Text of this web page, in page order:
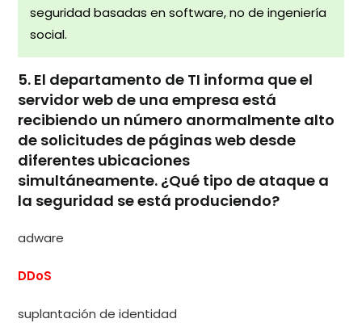
seguridad basadas en software, no de ingeniería
social.
5. El departamento de TI informa que el
servidor web de una empresa está
recibiendo un número anormalmente alto
de solicitudes de páginas web desde
diferentes ubicaciones
simultáneamente. ¿Qué tipo de ataque a
la seguridad se está produciendo?
adware
DDoS
suplantación de identidad